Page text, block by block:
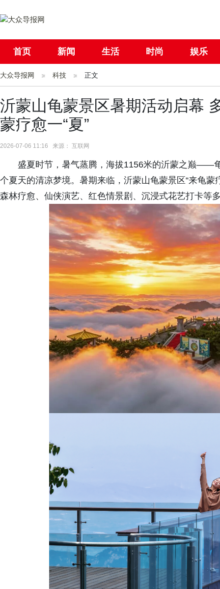
首页 新闻 生活 时尚 娱乐
社会 国际
大众导报网 科技 正文
沂蒙山龟蒙景区暑期活动启幕
蒙疗愈一“夏”
2026-07-06 11:16 来源： 互联网
盛夏时节，暑气蒸腾，海拔1156米的沂蒙之巅——
个夏天的清凉梦境。暑期来临，沂蒙山龟蒙景区“来龟蒙
森林疗愈、仙侠演艺、红色情景剧、沉浸式花艺打卡等